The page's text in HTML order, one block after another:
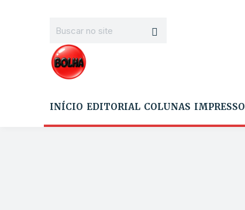
INÍCIO EDITORIAL COLUNAS IMPRESSO